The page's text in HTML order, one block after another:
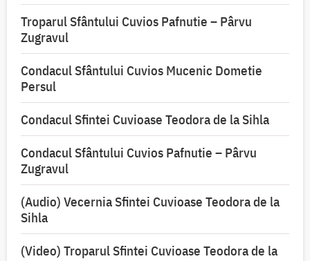
Troparul Sfântului Cuvios Pafnutie – Pârvu
Zugravul
Condacul Sfântului Cuvios Mucenic Dometie
Persul
Condacul Sfintei Cuvioase Teodora de la Sihla
Condacul Sfântului Cuvios Pafnutie – Pârvu
Zugravul
(Audio) Vecernia Sfintei Cuvioase Teodora de la
Sihla
(Video) Troparul Sfintei Cuvioase Teodora de la